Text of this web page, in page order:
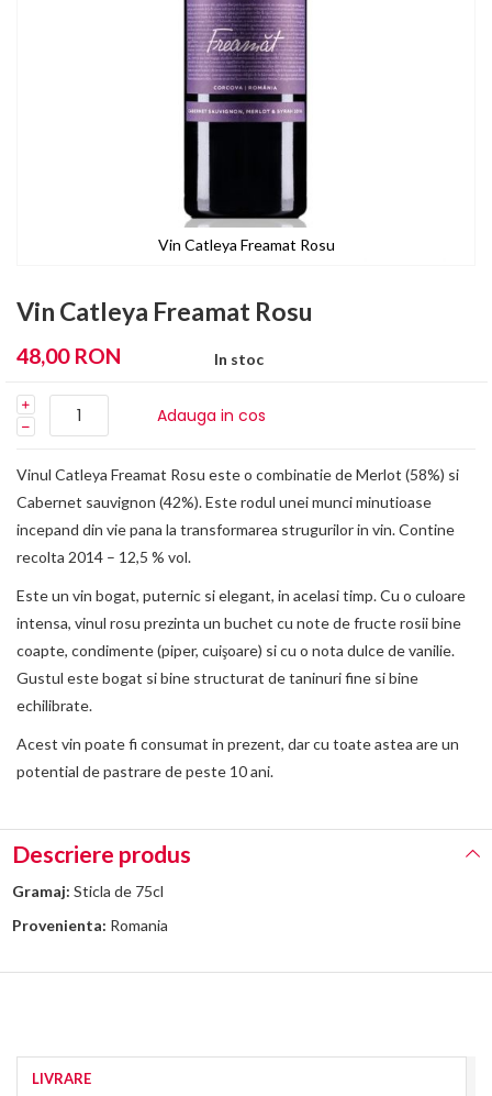
Vin Catleya Freamat Rosu
48,00 RON In stoc
Adauga in cos
Vinul Catleya Freamat Rosu este o combinatie de Merlot (58%) si
Cabernet sauvignon (42%). Este rodul unei munci minutioase
incepand din vie pana la transformarea strugurilor in vin. Contine
recolta 2014 – 12,5 % vol.
Este un vin bogat, puternic si elegant, in acelasi timp. Cu o culoare
intensa, vinul rosu prezinta un buchet cu note de fructe rosii bine
coapte, condimente (piper, cuişoare) si cu o nota dulce de vanilie.
Gustul este bogat si bine structurat de taninuri fine si bine
echilibrate.
Acest vin poate fi consumat in prezent, dar cu toate astea are un
potential de pastrare de peste 10 ani.
Vin Catleya Freamat Rosu
the
of
images
gallery
Descriere produs
Gramaj: Sticla de 75cl
Provenienta: Romania
LIVRARE